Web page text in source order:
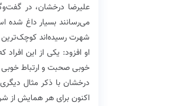
علیرضا درخشان، در
می‌رسانند بسیار داغ شده
شهرت رسیده‌اند کوچک‌ترین
او افزود: یکی از این
خوبی صحبت و ارتباط خوبی
درخشان با ذکر مثال
اکنون برای هر همایش از